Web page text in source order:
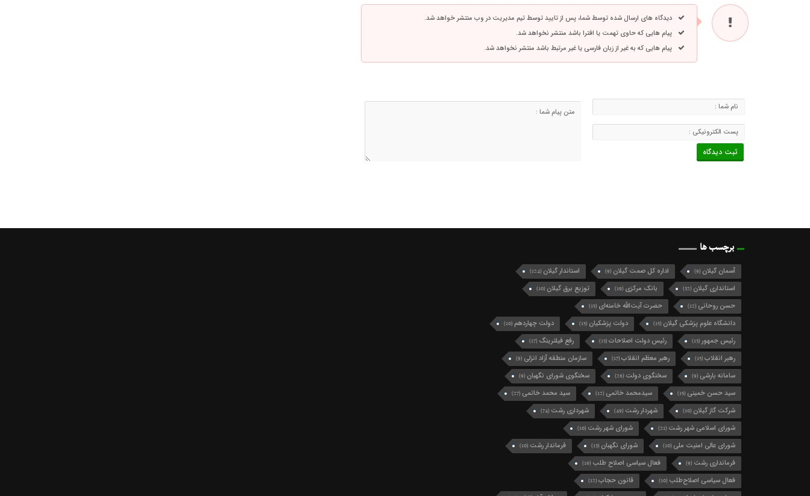
دیدگاه های ارسال شده توسط شما، پس از تایید توسط تیم مدیریت در وب منتشر خواهد شد.
پیام هایی که حاوی تهمت یا افترا باشد منتشر نخواهد شد.
پیام هایی که به غیر از زبان فارسی یا غیر مرتبط باشد منتشر نخواهد شد.
برچسب ها
آسمان گیلان (9) اداره کل صمت گیلان (9) استاندار گیلان (124)
استانداری گیلان (32) بانک مرکزی (19) توزیع برق گیلان (10)
حسن روحانی (12) حضرت آیت‌الله خامنه‌ای (15)
دانشگاه علوم پزشکی گیلان (15) دولت پزشکیان (15) دولت چهاردهم (10)
رئیس جمهور(13) رئیس دولت اصلاحات(13) رفع فیلترینگ (17)
رهبر انقلاب(15) رهبر معظم انقلاب(17) سازمان منطقه آزاد انزلی (9)
سامانه بارشی (9) سخنگوی دولت (26) سخنگوی شورای نگهبان (9)
سید حسن خمینی (15) سیدمحمد خاتمی (12) سید محمد خاتمی (27)
شرکت گاز گیلان (10) شهردار رشت (49) شهرداری رشت (74)
شورای اسلامی شهر رشت (21) شورای شهر رشت (10)
شورای عالی امنیت ملی (10) شورای نگهبان (13) فرماندار رشت (10)
فرمانداری رشت (9) فعال سیاسی اصلاح طلب (16)
فعال سیاسی اصلاح‌طلب (10) قانون حجاب(12)